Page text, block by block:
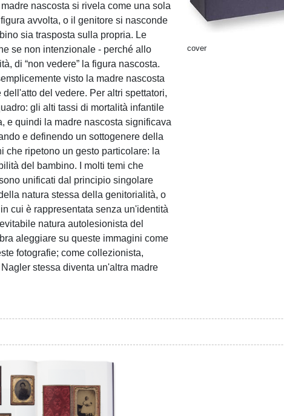
nascosta si rivela come una sola
avvolta, o il genitore si nasconde
sia trasposta sulla propria. Le
se non intenzionale - perché allo
di “non vedere” la figura nascosta.
visto la madre nascosta
del vedere. Per altri spettatori,
gli alti tassi di mortalità infantile
e quindi la madre nascosta significava
e definendo un sottogenere della
che ripetono un gesto particolare: la
del bambino. I molti temi che
unificati dal principio singolare
natura stessa della genitorialità, o
cui è rappresentata senza un'identità
natura autolesionista del
aleggiare su queste immagini come
fotografie; come collezionista,
stessa diventa un'altra madre
cover